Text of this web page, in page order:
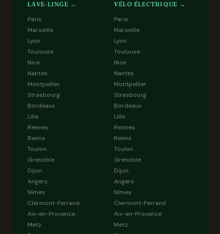
LAVE-LINGE →
Paris
Marseille
Lyon
Toulouse
Nice
Nantes
Montpellier
Strasbourg
Bordeaux
Lille
Rennes
Reims
Toulon
Grenoble
Dijon
Angers
Nîmes
Clermont-Ferrand
Aix-en-Provence
Metz
VÉLO ÉLECTRIQUE →
Paris
Marseille
Lyon
Toulouse
Nice
Nantes
Montpellier
Strasbourg
Bordeaux
Lille
Rennes
Reims
Toulon
Grenoble
Dijon
Angers
Nîmes
Clermont-Ferrand
Aix-en-Provence
Metz